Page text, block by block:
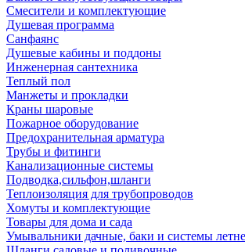
Смесители и комплектующие
Душевая программа
Санфаянс
Душевые кабины и поддоны
Инженерная сантехника
Теплый пол
Манжеты и прокладки
Краны шаровые
Пожарное оборудование
Предохранительная арматура
Трубы и фитинги
Канализационные системы
Подводка,сильфон,шланги
Теплоизоляция для трубопроводов
Хомуты и комплектующие
Товары для дома и сада
Умывальники дачные, баки и системы